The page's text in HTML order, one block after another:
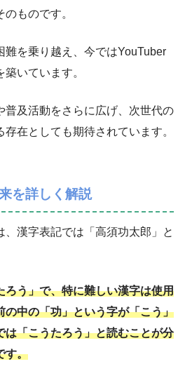
ものです。
難を乗り越え、今ではYouTuber
いています。
普及活動をさらに広げ、次世代の
在としても期待されています。
を詳しく解説
漢字表記では「高須功太郎」と
ろう」で、特に難しい漢字は使用
の中の「功」という字が「こう」
は「こうたろう」と読むことが分
す。